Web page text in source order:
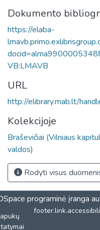
Dokumento
https://elaba-
VB:LMAVB
URL
http://elibrary.mab.lt/
Kolekcijoje
Braševičiai (Vilniaus
valdos)
Rodyti visus
programinė įranga